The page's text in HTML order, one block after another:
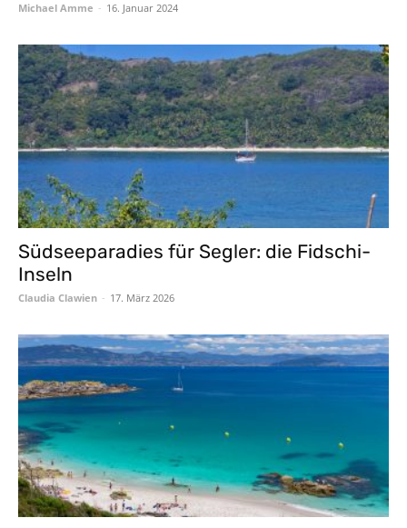
Michael Amme - 16. Januar 2024
Südseeparadies für Segler: die Fidschi-
Inseln
Claudia Clawien - 17. März 2026